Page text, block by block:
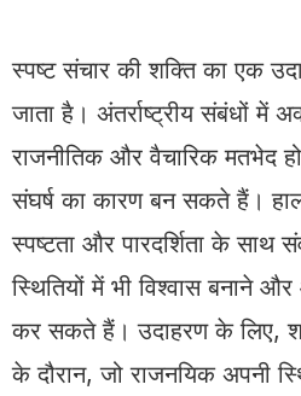
स्पष्ट संचार की शक्ति का एक
जाता है। अंतर्राष्ट्रीय संबंधों में
राजनीतिक और वैचारिक मतभेद
संघर्ष का कारण बन सकते हैं।
स्पष्टता और पारदर्शिता के साथ
स्थितियों में भी विश्वास बनाने
कर सकते हैं। उदाहरण के लिए, शांति
के दौरान, जो राजनयिक अपनी